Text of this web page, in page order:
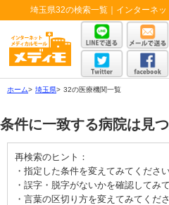
埼玉県32の検索一覧｜インターネ
ホーム> 埼玉県> 32の医療機関一覧
条件に一致する病院は見
再検索のヒント：
・指定した条件を変えてみてください
・誤字・脱字がないかを確認してみ
・言葉の区切り方を変えてみてくださ